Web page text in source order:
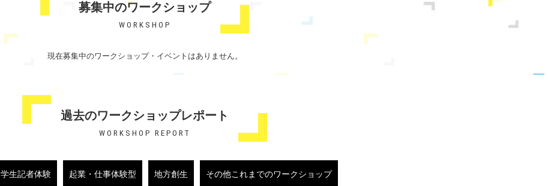
募集中のワークショップ
WORKSHOP
現在募集中のワークショップ・イベントはありません。
過去のワークショップレポート
WORKSHOP REPORT
学生記者体験 起業・仕事体験型 地方創生 その他これまでのワークショップ